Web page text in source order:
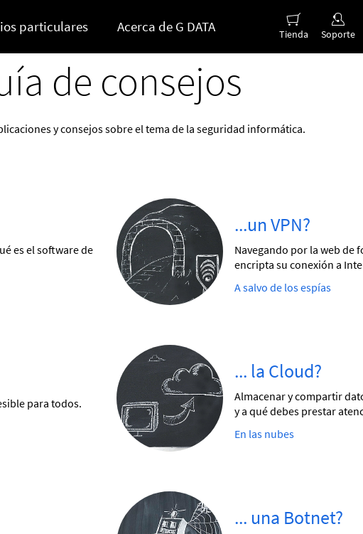
particulares Acerca de G DATA Tienda Soporte
de consejos
y consejos sobre el tema de la seguridad informática.
es el software de
...un VPN?
Navegando por la web de
encripta su conexión a
A salvo de los espías
para todos.
... la Cloud?
Almacenar y compartir
y a qué debes prestar
En las nubes
... una Botnet?